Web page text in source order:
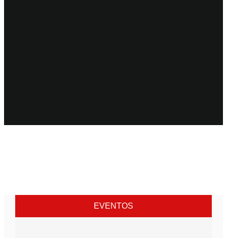
EVENTOS